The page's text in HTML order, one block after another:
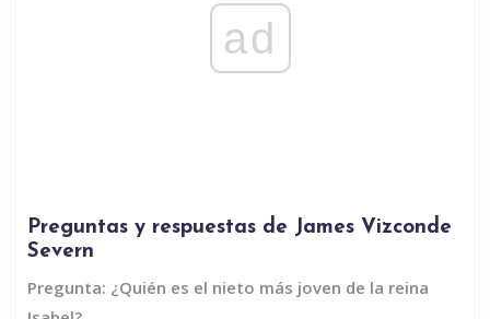
ad
Preguntas y respuestas de James Vizconde
Severn
Pregunta: ¿Quién es el nieto más joven de la reina